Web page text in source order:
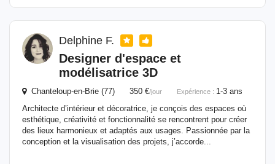
Delphine F.
Designer d'espace et
modélisatrice 3D
Chanteloup-en-Brie (77) 350 €/jour Expérience : 1-3 ans
Architecte d’intérieur et décoratrice, je conçois des espaces où
esthétique, créativité et fonctionnalité se rencontrent pour créer
des lieux harmonieux et adaptés aux usages. Passionnée par la
conception et la visualisation des projets, j’accorde...